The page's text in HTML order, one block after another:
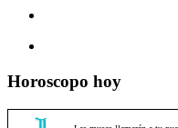
Horoscopo hoy